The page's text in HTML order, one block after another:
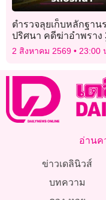
ตำรวจลุยเก็บหลักฐาน
ปริศนา คดีฆ่าอำพราง
ฝังดิน เร่งหาหลักฐานเ
2 สิงหาคม 2569 23:00
อ่านค
ข่าวเดลินิวส์
บทความ